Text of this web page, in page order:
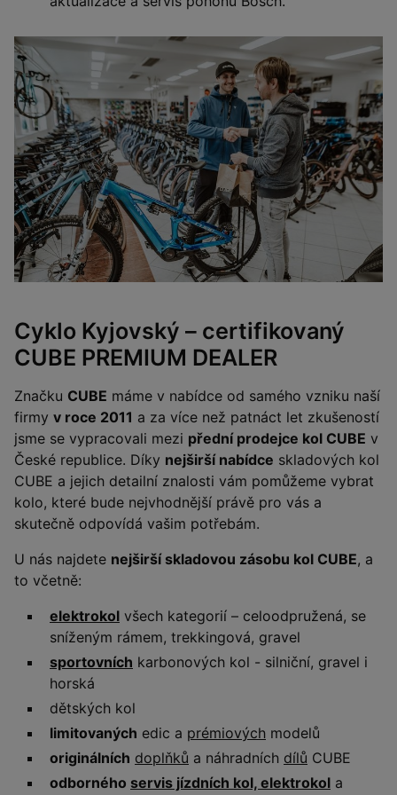
Cyklo Kyjovský – certifikovaný
CUBE PREMIUM DEALER
Značku CUBE máme v nabídce od samého vzniku naší
firmy v roce 2011 a za více než patnáct let zkušeností
jsme se vypracovali mezi přední prodejce kol CUBE v
České republice. Díky nejširší nabídce skladových kol
CUBE a jejich detailní znalosti vám pomůžeme vybrat
kolo, které bude nejvhodnější právě pro vás a
skutečně odpovídá vašim potřebám.
U nás najdete nejširší skladovou zásobu kol CUBE, a
to včetně:
elektrokol všech kategorií – celoodpružená, se
sníženým rámem, trekkingová, gravel
sportovních karbonových kol - silniční, gravel i
horská
dětských kol
limitovaných edic a prémiových modelů
originálních doplňků a náhradních dílů CUBE
odborného servis jízdních kol, elektrokol a